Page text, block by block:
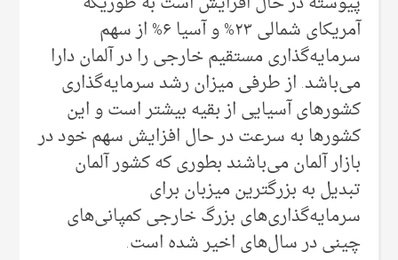
آمریکای شمالی ۲۳% و آسیا ۶% از سهم
سرمایه‌گذاری مستقیم خارجی‌ را در آلمان دارا
می‌‌باشد. از طرفی‌ میزان رشد سرمایه‌گذاری
کشورهای آسیایی از بقیه بیشتر است و این
کشورها به سرعت در حال افزایش سهم خود در
بازار آلمان می‌‌باشند بطوری که کشور آلمان
تبدیل به بزرگترین میزبان برای
سرمایه‌گذاری‌های بزرگ خارجی‌ کمپانی‌های
چینی‌ در سال‌های اخیر شده است.